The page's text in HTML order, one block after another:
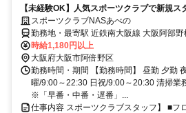
【未経験OK】人気スポーツクラブで新規
髪色自由◆施設利用OK
スポーツクラブNASあべの
勤務地・最寄駅 近鉄南大阪線 大阪阿部野
天王寺駅 徒歩3分
時給1,180円以上
大阪府大阪市阿倍野区
勤務時間・期間 【勤務時間】 昼勤 夕勤
曜/9:00～22:30 日祝/9:00～20:30 清掃業
※「早番・中番・遅番」...
仕事内容 スポーツクラブスタッフ】 ■フ